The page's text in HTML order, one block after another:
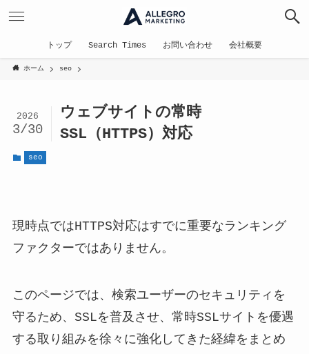
トップ Search Times お問い合わせ 会社概要
ホーム seo
ウェブサイトの常時
SSL（HTTPS）対応
2026
3/30
seo
現時点ではHTTPS対応はすでに重要なランキング
ファクターではありません。
このページでは、検索ユーザーのセキュリティを
守るため、SSLを普及させ、常時SSLサイトを優遇
する取り組みを徐々に強化してきた経緯をまとめ